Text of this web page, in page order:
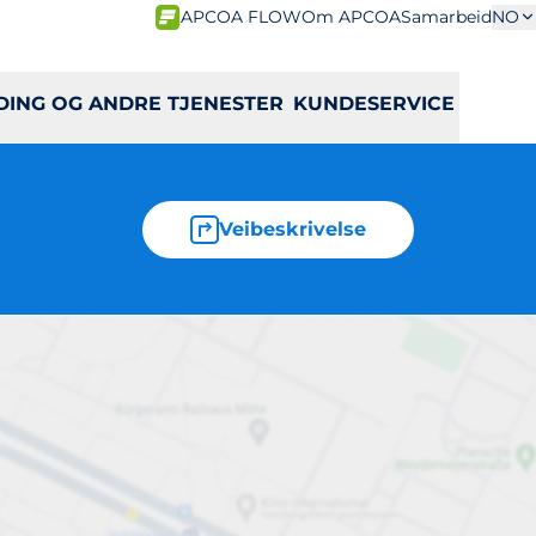
APCOA FLOWOm APCOASamarbeidNO
OG ANDRE TJENESTER KUNDESERVICE
Veibeskrivelse
6